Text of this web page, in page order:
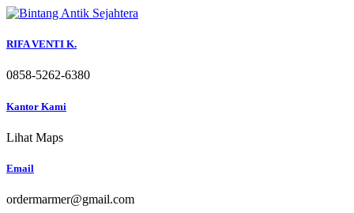
Skip
content
RIFA VENTI K.
0858-5262-6380
Kantor Kami
Lihat Maps
Email
ordermarmer@gmail.com